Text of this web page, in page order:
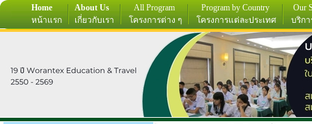
Home
หน้าแรก
About Us
เกี่ยวกับเรา
All Program
โครงการต่าง ๆ
Program by Country
โครงการแต่ละประเทศ
Our
บริกา